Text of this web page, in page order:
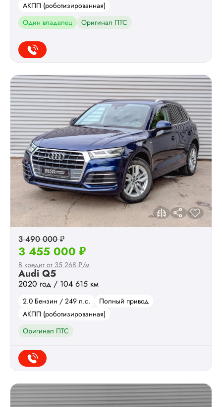
АКПП (роботизированная)
Один владелец
Оригинал ПТС
Audi Q5
2020 год / 104 615 км
2.0 Бензин / 249 л.с.
Полный привод
АКПП (роботизированная)
Оригинал ПТС
3 490 000 ₽
3 455 000 ₽
В кредит от 35 268 ₽/м